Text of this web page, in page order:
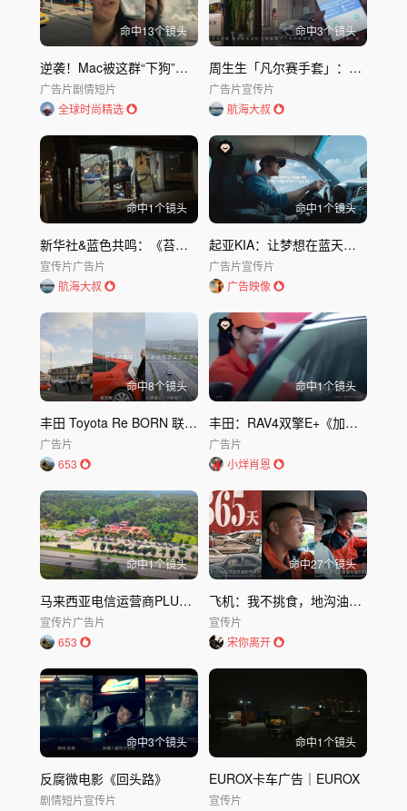
命中13个镜头
逆袭！Mac被这群“下狗”彻底颠覆
广告片剧情短片
全球时尚精选
命中3个镜头
周生生「凡尔赛手套」：打造冬日钻戒晒货场景
广告片宣传片
航海大叔
命中1个镜头
新华社&蓝色共鸣：《苔花公约》无障碍社会公益传播
宣传片广告片
航海大叔
命中1个镜头
起亚KIA：让梦想在蓝天下绽放
广告片宣传片
广告映像
命中8个镜头
丰田 Toyota Re BORN 联动长篇创意广告
广告片
653
命中1个镜头
丰田：RAV4双擎E+《加油篇》
广告片
小烊肖恩
命中1个镜头
马来西亚电信运营商PLUS 春节宣传片
宣传片广告片
653
命中27个镜头
飞机：我不挑食，地沟油也吃
宣传片
宋你离开
命中3个镜头
反腐微电影《回头路》
剧情短片宣传片
命中1个镜头
EUROX卡车广告｜EUROX
宣传片